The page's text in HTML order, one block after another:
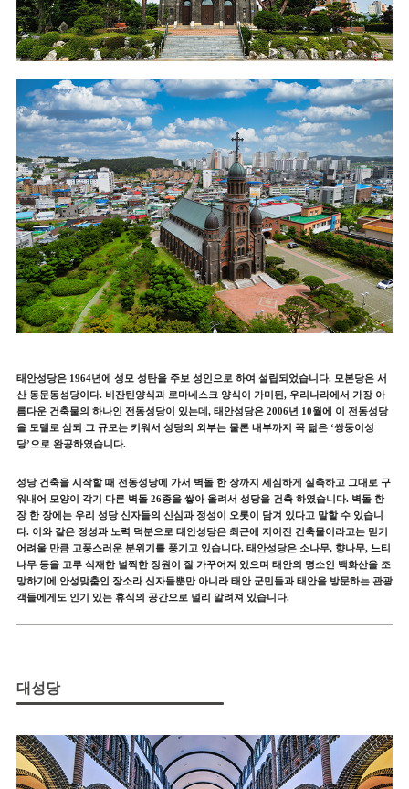
태안성당은 1964년에 성모 성탄을 주보 성인으로 하여 설립되었습니다. 모본당은 서
산 동문동성당이다. 비잔틴양식과 로마네스크 양식이 가미된,우리나라에서 가장 아
름다운 건축물의 하나인 전동성당이 있는데, 태안성당은 2006년 10월에 이 전동성당
을 모델로 삼되 그 규모는 키워서 성당의 외부는 물론 내부까지 꼭 닮은 ‘쌍둥이성
당’으로 완공하였습니다.
성당 건축을 시작할 때 전동성당에 가서 벽돌 한 장까지 세심하게 실측하고 그대로 구
워내어 모양이 각기 다른 벽돌 26종을 쌓아 올려서 성당을 건축 하였습니다. 벽돌 한
장 한 장에는 우리 성당 신자들의 신심과 정성이 오롯이 담겨 있다고 말할 수 있습니
다. 이와 같은 정성과 노력 덕분으로 태안성당은 최근에 지어진 건축물이라고는 믿기
어려울 만큼 고풍스러운 분위기를 풍기고 있습니다. 태안성당은 소나무, 향나무, 느티
나무 등을 고루 식재한 널찍한 정원이 잘 가꾸어져 있으며 태안의 명소인 백화산을 조
망하기에 안성맞춤인 장소라 신자들뿐만 아니라 태안 군민들과 태안을 방문하는 관광
객들에게도 인기 있는 휴식의 공간으로 널리 알려져 있습니다.
대성당